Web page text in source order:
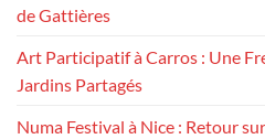
de Gattières
Art Participatif à Carros : Une
Jardins Partagés
Numa Festival à Nice : Retour